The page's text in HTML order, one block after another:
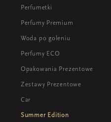
Perfumetki
Perfumy Premium
Woda po goleniu
Perfumy ECO
Opakowania Prezentowe
Zestawy Prezentowe
Car
Summer Edition